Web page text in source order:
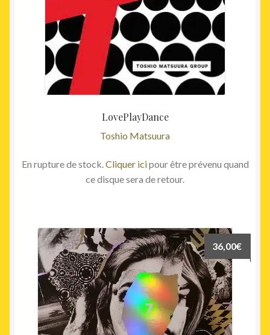
LovePlayDance
Toshio Matsuura
En rupture de stock.Cliquer icipour être prévenu quand
ce disque sera de retour.
36,00€